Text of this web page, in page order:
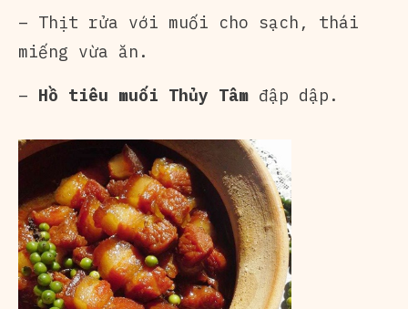
– Thịt rửa với muối cho sạch, thái
miếng vừa ăn.
– Hồ tiêu muối Thủy Tâm đập dập.